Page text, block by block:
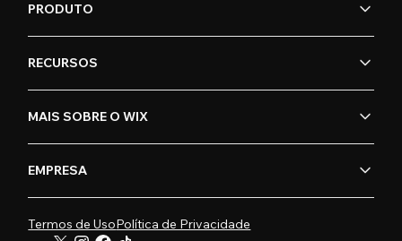
PRODUTO
RECURSOS
MAIS SOBRE O WIX
EMPRESA
Termos de UsoPolítica de Privacidade